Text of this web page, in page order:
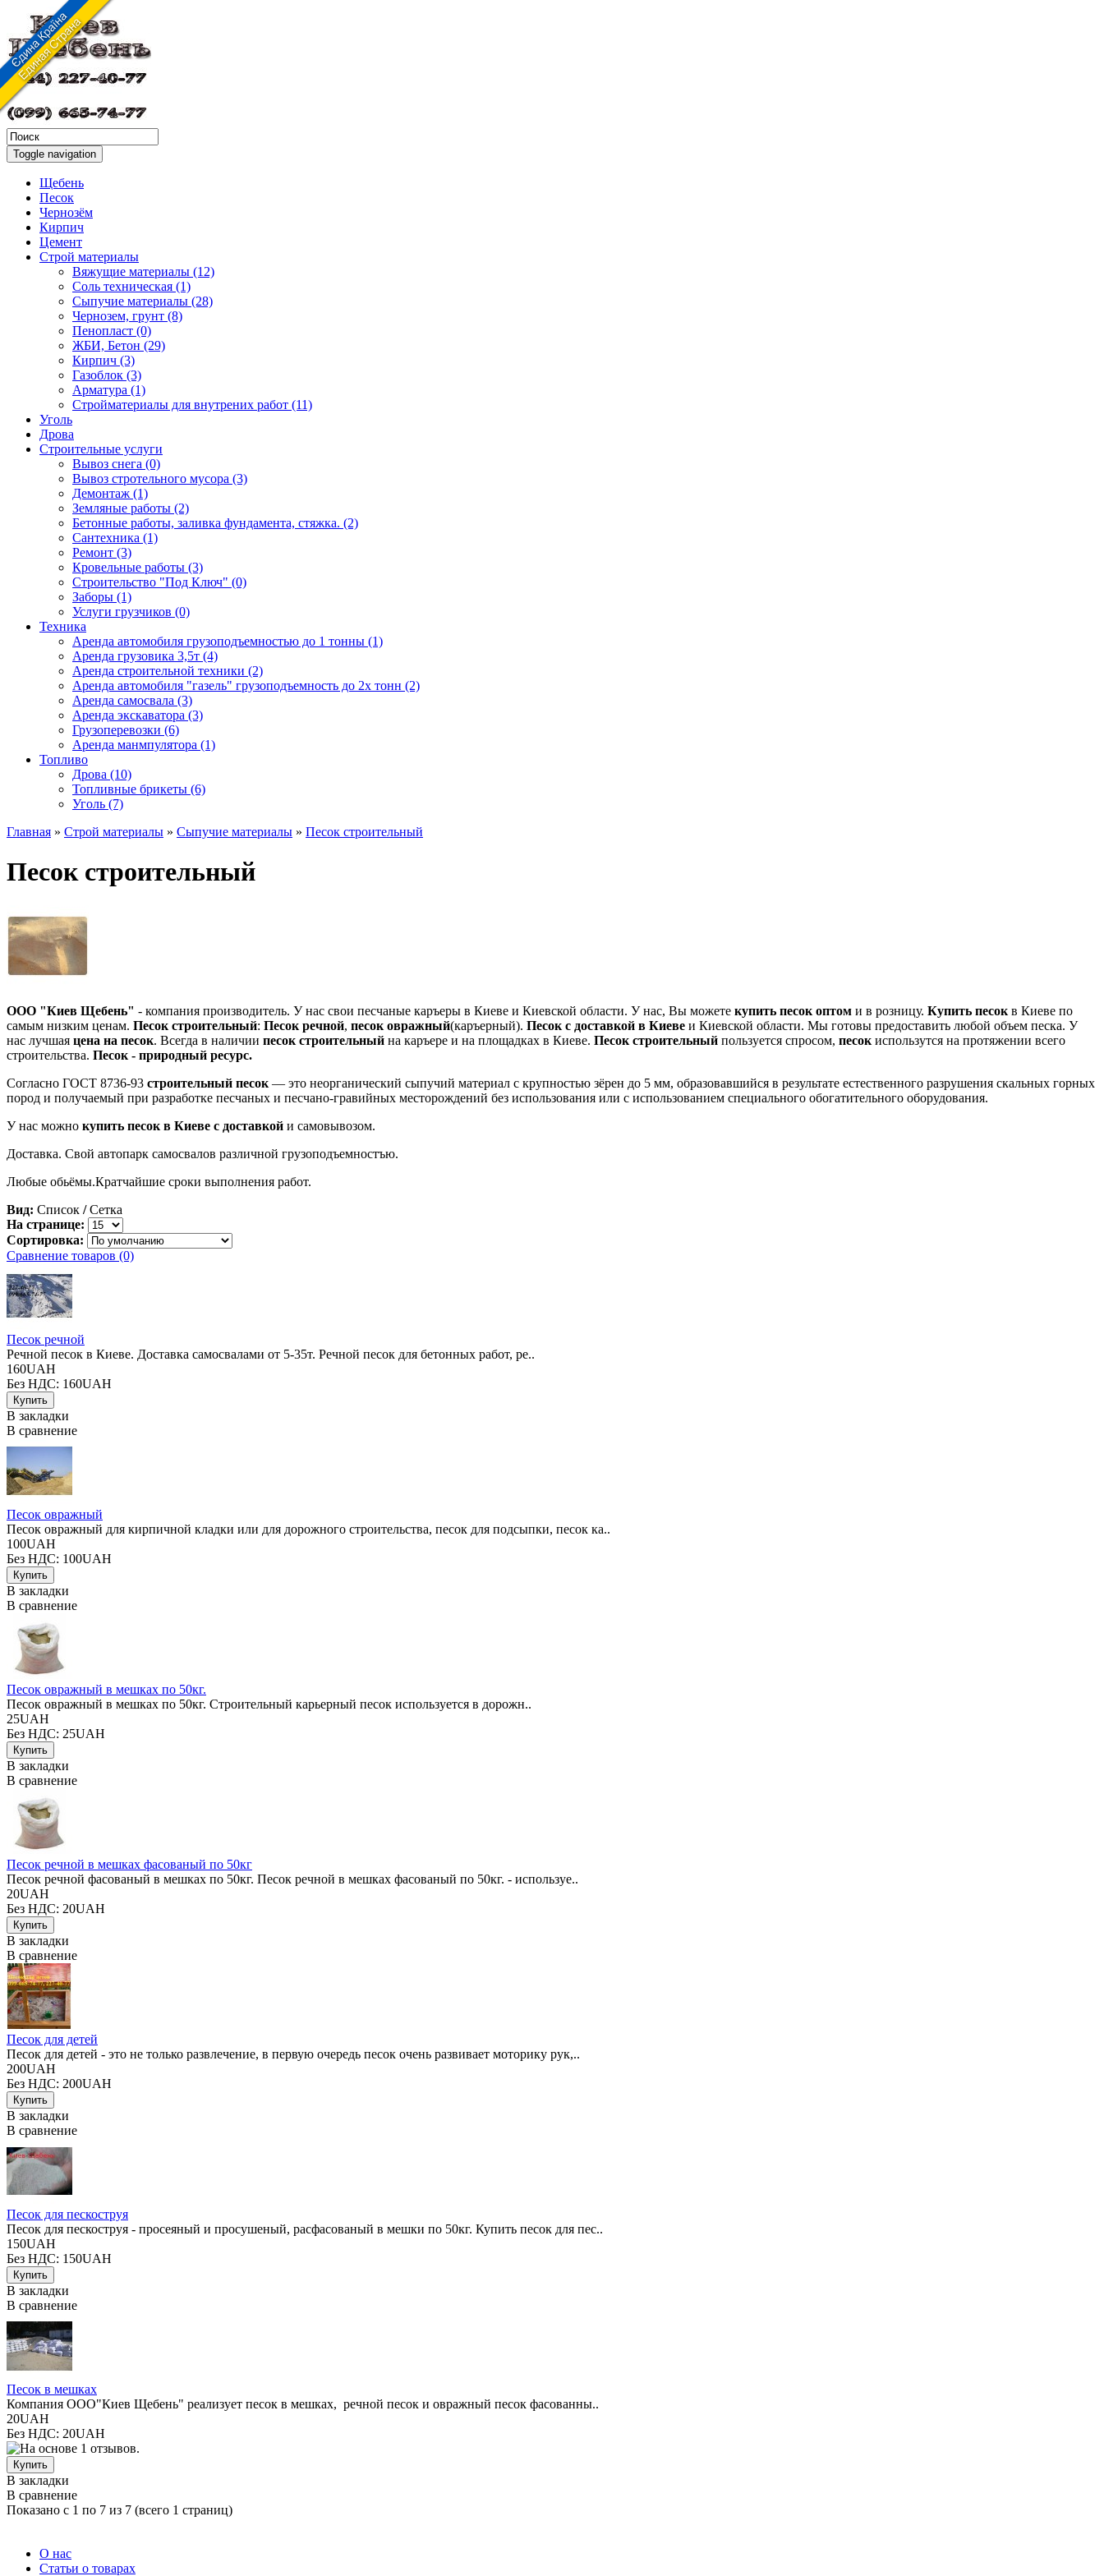
Toggle navigation
Щебень
Песок
Чернозём
Кирпич
Цемент
Строй материалы
Вяжущие материалы (12)
Соль техническая (1)
Сыпучие материалы (28)
Чернозем, грунт (8)
Пенопласт (0)
ЖБИ, Бетон (29)
Кирпич (3)
Газоблок (3)
Арматура (1)
Стройматериалы для внутрених работ (11)
Уголь
Дрова
Строительные услуги
Вывоз снега (0)
Вывоз стротельного мусора (3)
Демонтаж (1)
Земляные работы (2)
Бетонные работы, заливка фундамента, стяжка. (2)
Сантехника (1)
Ремонт (3)
Кровельные работы (3)
Строительство "Под Ключ" (0)
Заборы (1)
Услуги грузчиков (0)
Техника
Аренда автомобиля грузоподъемностью до 1 тонны (1)
Аренда грузовика 3,5т (4)
Аренда строительной техники (2)
Аренда автомобиля "газель" грузоподъемность до 2х тонн (2)
Аренда самосвала (3)
Аренда экскаватора (3)
Грузоперевозки (6)
Аренда манмпулятора (1)
Топливо
Дрова (10)
Топливные брикеты (6)
Уголь (7)
Главная » Строй материалы » Сыпучие материалы » Песок строительный
Песок строительный
ООО "Киев Щебень" - компания производитель. У нас свои песчаные каръеры в Киеве и Киевской области. У нас, Вы можете купить песок оптом и в розницу. Купить песок в Киеве по
самым низким ценам. Песок строительный: Песок речной, песок овражный(каръерный). Песок с доставкой в Киеве и Киевской области. Мы готовы предоставить любой объем песка. У
нас лучшая цена на песок. Всегда в наличии песок строительный на каръере и на площадках в Киеве. Песок строительный пользуется спросом, песок использутся на протяжении всего
строительства. Песок - природный ресурс.
Согласно ГОСТ 8736-93 строительный песок — это неорганический сыпучий материал с крупностью зёрен до 5 мм, образовавшийся в результате естественного разрушения скальных горных
пород и получаемый при разработке песчаных и песчано-гравийных месторождений без использования или с использованием специального обогатительного оборудования.
У нас можно купить песок в Киеве с доставкой и самовывозом.
Доставка. Свой автопарк самосвалов различной грузоподъемностъю.
Любые обьёмы.Кратчайшие сроки выполнения работ.
Вид: Список / Сетка
На странице:
Сортировка:
Сравнение товаров (0)
Песок речной
Речной песок в Киеве. Доставка самосвалами от 5-35т. Речной песок для бетонных работ, ре..
160UAH
Без НДС: 160UAH
В закладки
В сравнение
Песок овражный
Песок овражный для кирпичной кладки или для дорожного строительства, песок для подсыпки, песок ка..
100UAH
Без НДС: 100UAH
В закладки
В сравнение
Песок овражный в мешках по 50кг.
Песок овражный в мешках по 50кг. Строительный карьерный песок используется в дорожн..
25UAH
Без НДС: 25UAH
В закладки
В сравнение
Песок речной в мешках фасованый по 50кг
Песок речной фасованый в мешках по 50кг. Песок речной в мешках фасованый по 50кг. - используе..
20UAH
Без НДС: 20UAH
В закладки
В сравнение
Песок для детей
Песок для детей - это не только развлечение, в первую очередь песок очень развивает моторику рук,..
200UAH
Без НДС: 200UAH
В закладки
В сравнение
Песок для пескоструя
Песок для пескоструя - просеяный и просушеный, расфасованый в мешки по 50кг. Купить песок для пес..
150UAH
Без НДС: 150UAH
В закладки
В сравнение
Песок в мешках
Компания ООО"Киев Щебень" реализует песок в мешках, речной песок и овражный песок фасованны..
20UAH
Без НДС: 20UAH
В закладки
В сравнение
Показано с 1 по 7 из 7 (всего 1 страниц)
О нас
Статьи о товарах